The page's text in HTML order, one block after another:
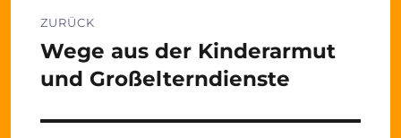
ZURÜCK
Vorheriger
Beitrag:
Wege aus der Kinderarmut
und Großelterndienste